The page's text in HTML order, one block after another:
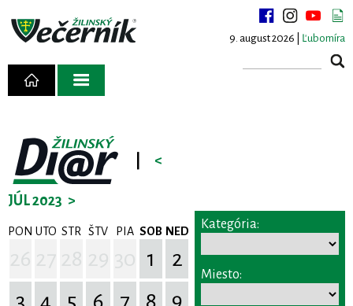
9. august 2026 | Ľubomíra
<
JÚL 2023 >
PON UTO STR ŠTV PIA SOB NED
1
2
3
4 5 6 7 8
9
Kategória:
Miesto: